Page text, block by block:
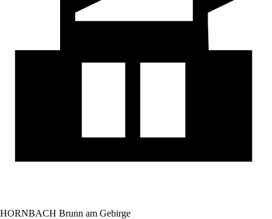
HORNBACH Brunn am Gebirge